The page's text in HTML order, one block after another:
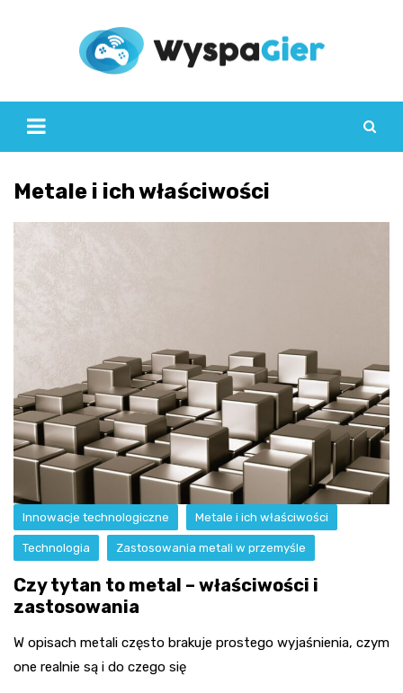
Metale i ich właściwości
Innowacje technologiczne Metale i ich właściwości
Technologia Zastosowania metali w przemyśle
Czy tytan to metal – właściwości i
zastosowania
W opisach metali często brakuje prostego wyjaśnienia, czym
one realnie są i do czego się